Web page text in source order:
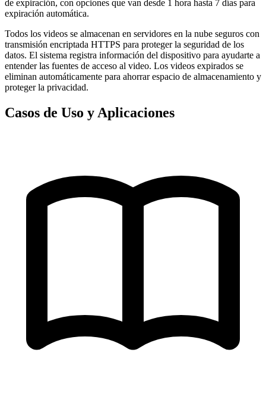
de expiración, con opciones que van desde 1 hora hasta 7 días para
expiración automática.
Todos los videos se almacenan en servidores en la nube seguros con
transmisión encriptada HTTPS para proteger la seguridad de los
datos. El sistema registra información del dispositivo para ayudarte a
entender las fuentes de acceso al video. Los videos expirados se
eliminan automáticamente para ahorrar espacio de almacenamiento y
proteger la privacidad.
Casos de Uso y Aplicaciones